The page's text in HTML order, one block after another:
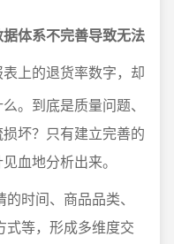
体系不完善导致无法
上的退货率数字，却
。到底是质量问题、
坏？只有建立完善的
血地分析出来。
时间、商品品类、
式等，形成多维度交